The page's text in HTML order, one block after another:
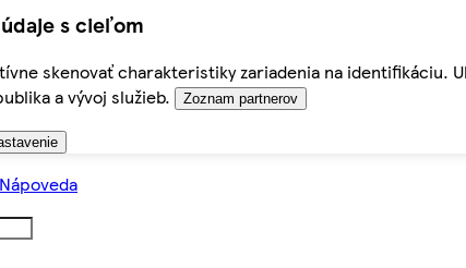
s cieľom
skenovať charakteristiky zariadenia na
a vývoj služieb.
Zoznam partnerov
Nápoveda